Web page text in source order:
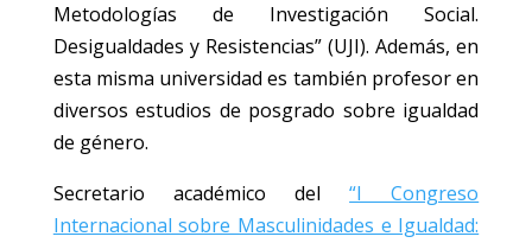
Metodologías de Investigación Social.
Desigualdades y Resistencias” (UJI). Además, en
esta misma universidad es también profesor en
diversos estudios de posgrado sobre igualdad
de género.
Secretario académico del“I Congreso
Internacional sobre Masculinidades e Igualdad: